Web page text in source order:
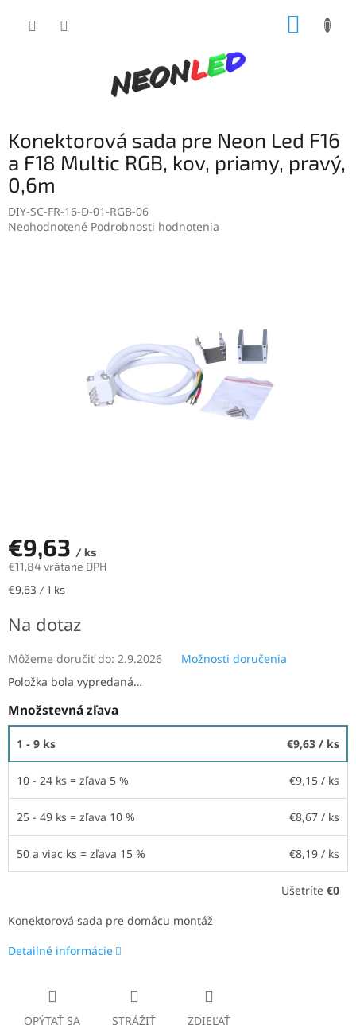
Konektorová sada pre Neon Led F16
a F18 Multic RGB, kov, priamy, pravý,
0,6m
DIY-SC-FR-16-D-01-RGB-06
Priemerné
Neohodnotené Podrobnosti hodnotenia
€9,63 / ks
€11,84 vrátane DPH
Jednotková
€9,63 / 1 ks
Na dotaz
Môžeme doručiť do: 2.9.2026
Možnosti doručenia
Položka bola vypredaná…
Množstevná zľava
1 - 9 ks €9,63 / ks
10 - 24 ks = zľava 5 % €9,15 / ks
25 - 49 ks = zľava 10 % €8,67 / ks
50 a viac ks = zľava 15 % €8,19 / ks
Ušetríte €0
Konektorová sada pre domácu montáž
Detailné informácie
OPÝTAŤ SA STRÁŽIŤ ZDIEĽAŤ